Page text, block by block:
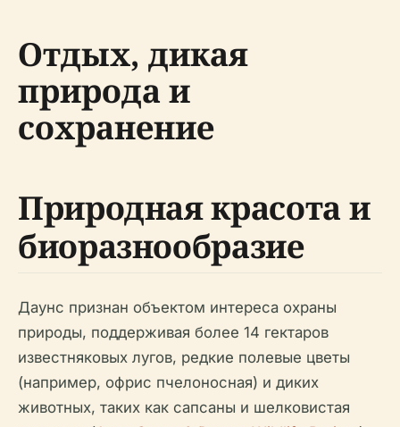
Отдых, дикая
природа и
сохранение
Природная красота и
биоразнообразие
Даунс признан объектом интереса охраны
природы, поддерживая более 14 гектаров
известняковых лугов, редкие полевые цветы
(например, офрис пчелоносная) и диких
животных, таких как сапсаны и шелковистая